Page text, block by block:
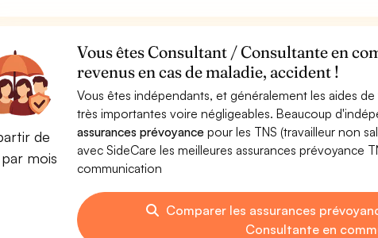
de
mois
Vous êtes Consultant / Consultante en
revenus en cas de maladie, accident !
Vous êtes indépendants, et généralement les aides
très importantes voire négligeables. Beaucoup
assurances prévoyancepour les TNS (travailleur non
avec SideCare les meilleures assurances prévoyance
communication
Comparer les assurances
Consultante en